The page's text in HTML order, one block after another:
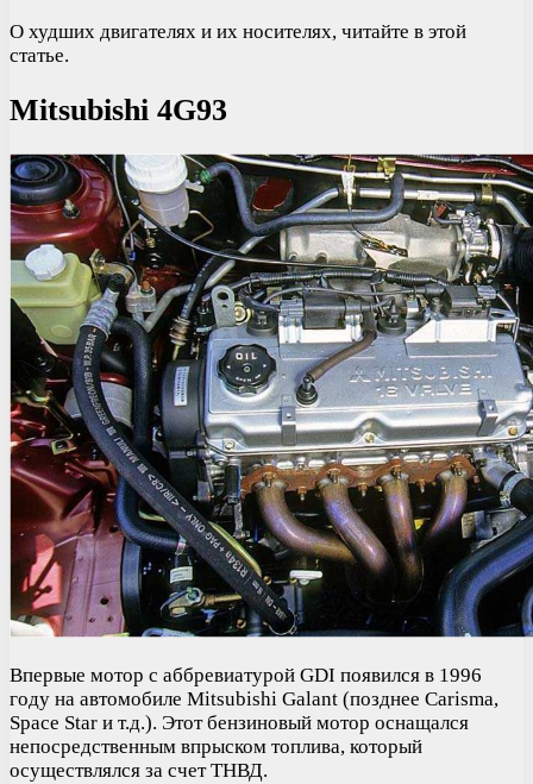
О худших двигателях и их носителях, читайте в этой
статье.
Mitsubishi 4G93
Впервые мотор с аббревиатурой GDI появился в 1996
году на автомобиле Mitsubishi Galant (позднее Carisma,
Space Star и т.д.). Этот бензиновый мотор оснащался
непосредственным впрыском топлива, который
осуществлялся за счет ТНВД.